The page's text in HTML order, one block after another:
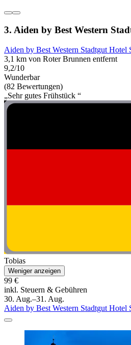
3. Aiden by Best Western
Aiden by Best Western Stadtgut Hotel
3,1 km von Roter Brunnen entfernt
9,2/10
Wunderbar
(82 Bewertungen)
„Sehr gutes Frühstück “
Tobias
Weniger anzeigen
99 €
inkl. Steuern & Gebühren
30. Aug.–31. Aug.
Aiden by Best Western Stadtgut Hotel